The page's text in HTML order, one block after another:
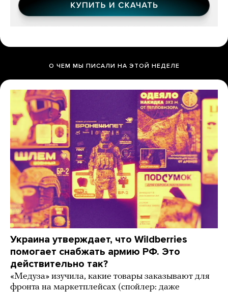
О ЧЕМ МЫ ПИСАЛИ НА ЭТОЙ НЕДЕЛЕ
Украина утверждает, что Wildberries
помогает снабжать армию РФ. Это
действительно так?
«Медуза» изучила, какие товары заказывают для
фронта на маркетплейсах (спойлер: даже